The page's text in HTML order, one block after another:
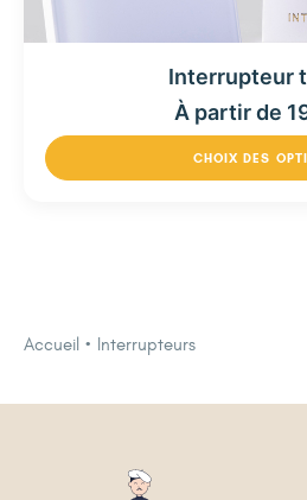
Interrupteur
À partir de
CHOIX DES
Accueil Interrupteurs